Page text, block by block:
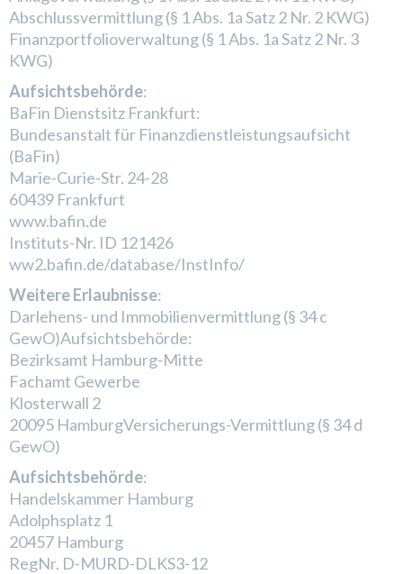
Abschlussvermittlung (§ 1 Abs. 1a Satz 2 Nr. 2 KWG)
Finanzportfolioverwaltung (§ 1 Abs. 1a Satz 2 Nr. 3
KWG)
Aufsichtsbehörde:
BaFin Dienstsitz Frankfurt:
Bundesanstalt für Finanzdienstleistungsaufsicht
(BaFin)
Marie-Curie-Str. 24-28
60439 Frankfurt
www.bafin.de
Instituts-Nr. ID 121426
ww2.bafin.de/database/InstInfo/
Weitere Erlaubnisse:
Darlehens- und Immobilienvermittlung (§ 34 c
GewO)Aufsichtsbehörde:
Bezirksamt Hamburg-Mitte
Fachamt Gewerbe
Klosterwall 2
20095 HamburgVersicherungs-Vermittlung (§ 34 d
GewO)
Aufsichtsbehörde:
Handelskammer Hamburg
Adolphsplatz 1
20457 Hamburg
RegNr. D-MURD-DLKS3-12